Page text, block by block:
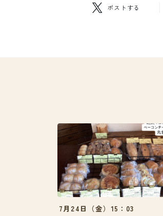
ポストする
7月24日（金）15：03